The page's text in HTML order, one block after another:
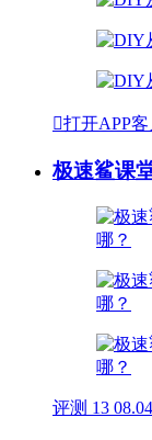
打开APP
极速鲨课
评测 13 08.04